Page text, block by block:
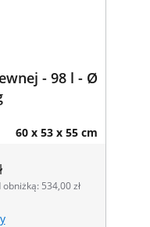
- 98 l - Ø
60 x 53 x 55 cm
534,00 zł